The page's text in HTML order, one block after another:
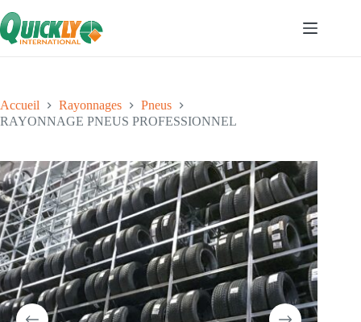
Accueil Rayonnages
Pneus
RAYONNAGE PNEUS PROFESSIONNEL